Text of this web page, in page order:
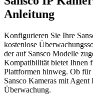
Anleitung
Konfigurieren Sie Ihre
kostenlose
der auf Sansco Modelle
Kompatibilität bietet Ihnen
Plattformen hinweg. Ob
Sansco Kameras mit
Überwachung.